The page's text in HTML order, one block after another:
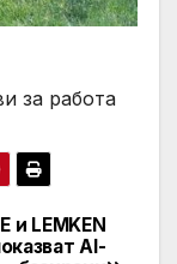
за работа
и LEMKEN
AI-